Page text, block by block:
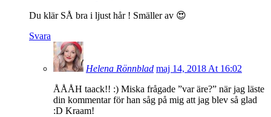
Du klär SÅ bra i ljust hår ! Smäller av 😍
Svara
Helena Rönnblad maj 14, 2018 At 16:02
ÅÅÅH taack!! :) Miska frågade ”var äre?” när jag läste
din kommentar för han såg på mig att jag blev så glad
:D Kraam!